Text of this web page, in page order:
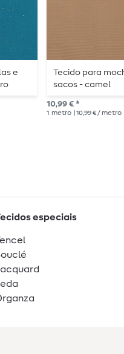
e
Tecido para
sacos - camel
10,99 € *
1 metro | 10,99 € / metro
especiais